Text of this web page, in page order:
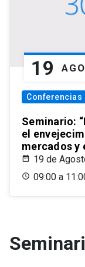
19 AGO
Conferencias
Seminario:
el
mercados y
19 de
09:00 a